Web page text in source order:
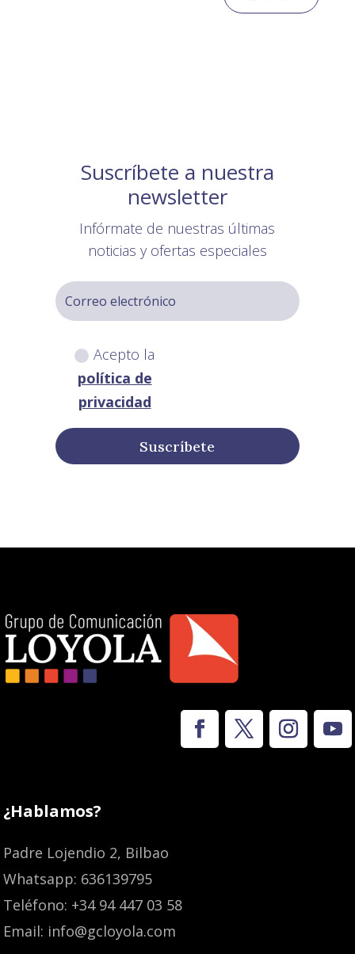
Suscríbete a nuestra
newsletter
Infórmate de nuestras últimas
noticias y ofertas especiales
Acepto la
política de
privacidad
Suscríbete
¿Hablamos?
Padre Lojendio 2, Bilbao
Whatsapp: 636139795
Teléfono: +34 94 447 03 58
Email: info@gcloyola.com